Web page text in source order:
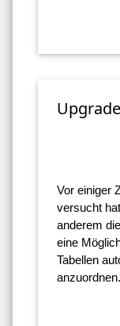
Vor einiger
versucht
anderem
eine
Tabellen
anzuordnen.